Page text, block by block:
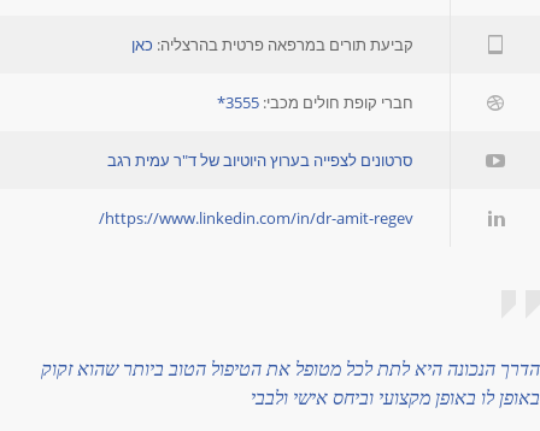
קביעת תורים במרפאה פרטית בהרצליה: כאן
חברי קופת חולים מכבי: 3555*
סרטונים לצפייה בערוץ היוטיוב של ד"ר עמית רגב
https://www.linkedin.com/in/dr-amit-regev/
הדרך הנכונה היא לתת לכל מטופל את הטיפול הטוב ביותר שהוא זקוק
באופן לו באופן מקצועי וביחס אישי ולבבי